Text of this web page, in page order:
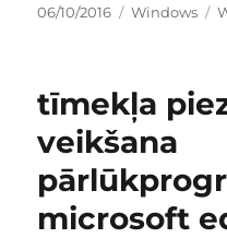
Publicēts
06/10/2016 Kategorijas
Windows
tīmekļa
veikšana
microsoft